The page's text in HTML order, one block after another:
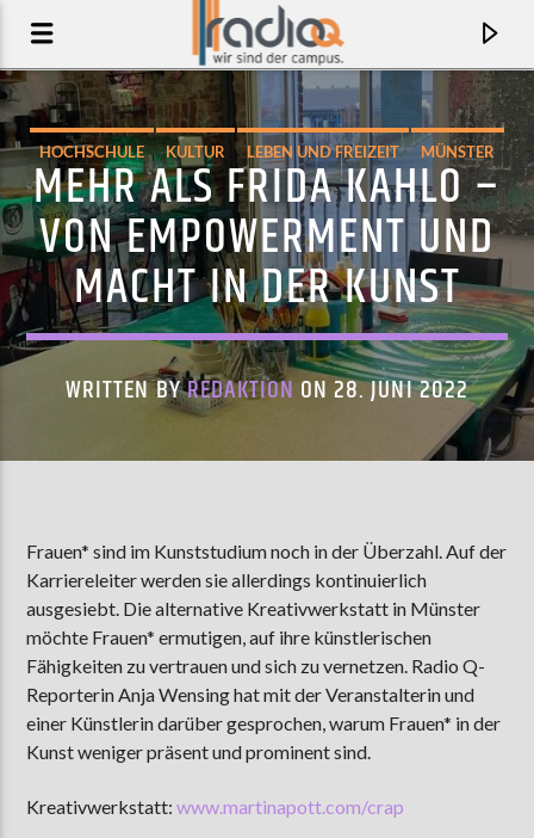
AKTUELLE SENDUNG
MOEBIUS
00:00 09:00
HOCHSCHULE KULTUR LEBEN UND FREIZEIT MÜNSTER
POLITIK WISSEN
MEHR ALS FRIDA KAHLO –
VON EMPOWERMENT UND
MACHT IN DER KUNST
WRITTEN BYREDAKTION ON 28. JUNI 2022
Frauen* sind im Kunststudium noch in der Überzahl. Auf der
Karriereleiter werden sie allerdings kontinuierlich
ausgesiebt. Die alternative Kreativwerkstatt in Münster
möchte Frauen* ermutigen, auf ihre künstlerischen
Fähigkeiten zu vertrauen und sich zu vernetzen. Radio Q-
Reporterin Anja Wensing hat mit der Veranstalterin und
einer Künstlerin darüber gesprochen, warum Frauen* in der
Kunst weniger präsent und prominent sind.
Kreativwerkstatt:www.martinapott.com/crap